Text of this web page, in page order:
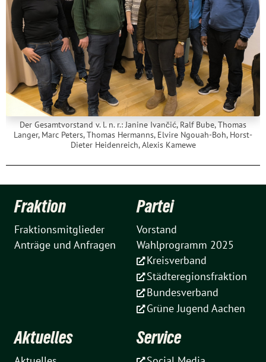
Der Gesamtvorstand v. l. n. r.: Janine Ivančić, Ralf Bube, Thomas
Langer, Marc Peters, Thomas Hermanns, Elvire Ngouah-Boh, Horst-
Dieter Heidenreich, Alexis Kamewe
Fraktion
Fraktionsmitglieder
Anträge und Anfragen
Partei
Vorstand
Wahlprogramm 2025
Kreisverband
Städteregionsfraktion
Bundesverband
Grüne Jugend Aachen
Aktuelles Service